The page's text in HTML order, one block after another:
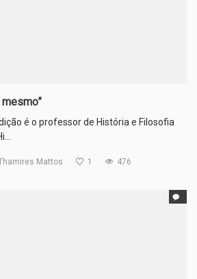
é o professor de História e Filosofia
Mattos 1 476